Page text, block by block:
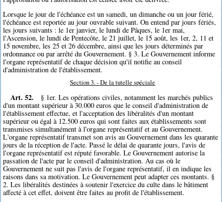
Lorsque le jour de l'échéance est un samedi, un dimanche ou un jour férié,
l'échéance est reportée au jour ouvrable suivant. On entend par jours fériés,
les jours suivants : le 1er janvier, le lundi de Pâques, le 1er mai,
l'Ascension, le lundi de Pentecôte, le 21 juillet, le 15 août, les 1er, 2, 11 et
15 novembre, les 25 et 26 décembre, ainsi que les jours déterminés par
ordonnance ou par arrêté du Gouvernement. § 3. Le Gouvernement informe
l'organe représentatif de chaque décision qu'il notifie au conseil
d'administration de l'établissement.
Section 3. - De la tutelle spéciale
Art. 52.
§ 1er. Les opérations civiles, notamment les marchés publics
d'un montant supérieur à 30.000 euros que le conseil d'administration de
l'établissement effectue, et l'acceptation des libéralités d'un montant
supérieur ou égal à 12.500 euros qui sont faites aux établissements sont
transmises simultanément à l'organe représentatif et au Gouvernement.
L'organe représentatif transmet son avis au Gouvernement dans les quarante
jours de la réception de l'acte. Passé le délai de quarante jours, l'avis de
l'organe représentatif est réputé favorable. Le Gouvernement autorise la
passation de l'acte par le conseil d'administration. Au cas où le
Gouvernement ne suit pas l'avis de l'organe représentatif, il en indique les
raisons dans sa motivation. Le Gouvernement peut adapter ces montants. §
2. Les libéralités destinées à soutenir l'exercice du culte dans le bâtiment
affecté à cet effet, doivent être faites au profit de l'établissement.